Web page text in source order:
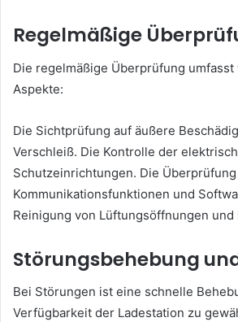
Regelmäßige
Die regelmäßige Überprüfung
Aspekte:
Die Sichtprüfung auf äußere
Verschleiß. Die Kontrolle der
Schutzeinrichtungen. Die
Kommunikationsfunktionen und
Reinigung von Lüftungsöffnungen und
Störungsbehebung
Bei Störungen ist eine schnelle
Verfügbarkeit der Ladestation zu